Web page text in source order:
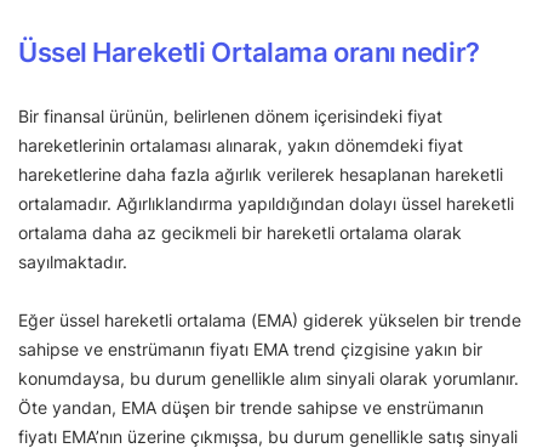
Üssel Hareketli Ortalama oranı nedir?
Bir finansal ürünün, belirlenen dönem içerisindeki fiyat
hareketlerinin ortalaması alınarak, yakın dönemdeki fiyat
hareketlerine daha fazla ağırlık verilerek hesaplanan hareketli
ortalamadır. Ağırlıklandırma yapıldığından dolayı üssel hareketli
ortalama daha az gecikmeli bir hareketli ortalama olarak
sayılmaktadır.
Eğer üssel hareketli ortalama (EMA) giderek yükselen bir trende
sahipse ve enstrümanın fiyatı EMA trend çizgisine yakın bir
konumdaysa, bu durum genellikle alım sinyali olarak yorumlanır.
Öte yandan, EMA düşen bir trende sahipse ve enstrümanın
fiyatı EMA’nın üzerine çıkmışsa, bu durum genellikle satış sinyali